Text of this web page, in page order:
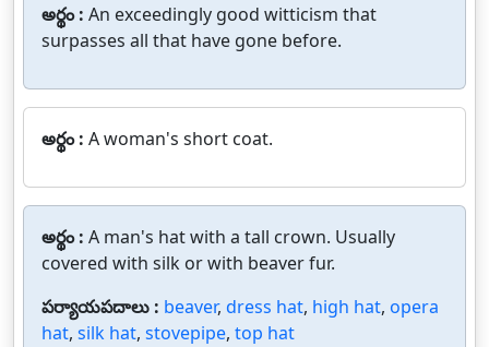
అర్థం : An exceedingly good witticism that
surpasses all that have gone before.
అర్థం : A woman's short coat.
అర్థం : A man's hat with a tall crown. Usually
covered with silk or with beaver fur.
పర్యాయపదాలు : beaver, dress hat, high hat, opera
hat, silk hat, stovepipe, top hat